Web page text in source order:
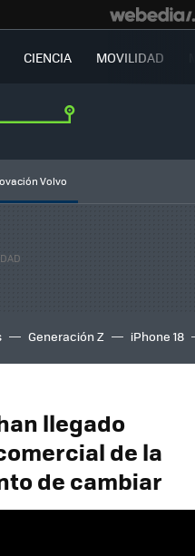
CIENCIA MOVILIDAD
Volvo
Generación Z iPhone 18
llegado
de la
de cambiar